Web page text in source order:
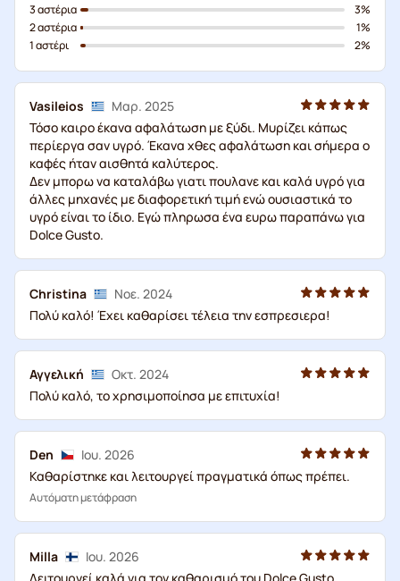
3 αστέρια
2 αστέρια
1 αστέρι
3%
1%
2%
Vasileios
Μαρ. 2025
Τόσο καιρο έκανα αφαλάτωση με ξύδι. Μυρίζει κάπως
περίεργα σαν υγρό. Έκανα χθες αφαλάτωση και σήμερα ο
καφές ήταν αισθητά καλύτερος.
Δεν μπορω να καταλάβω γιατι πουλανε και καλά υγρό για
άλλες μηχανές με διαφορετική τιμή ενώ ουσιαστικά το
υγρό είναι το ίδιο. Εγώ πληρωσα ένα ευρω παραπάνω για
Dolce Gusto.
Christina
Νοε. 2024
Πολύ καλό! Έχει καθαρίσει τέλεια την εσπρεσιερα!
Αγγελική
Οκτ. 2024
Πολύ καλό, το χρησιμοποίησα με επιτυχία!
Den
Ιου. 2026
Καθαρίστηκε και λειτουργεί πραγματικά όπως πρέπει.
Αυτόματη μετάφραση
Milla
Ιου. 2026